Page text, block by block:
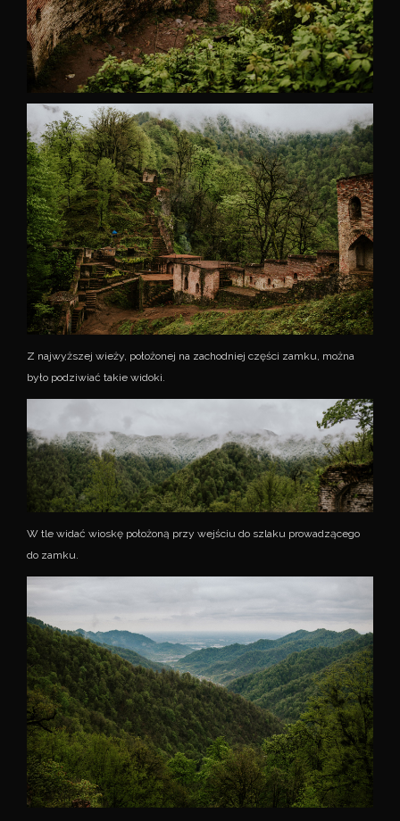
Z najwyższej wieży, położonej na zachodniej części zamku, można
było podziwiać takie widoki.
W tle widać wioskę położoną przy wejściu do szlaku prowadzącego
do zamku.